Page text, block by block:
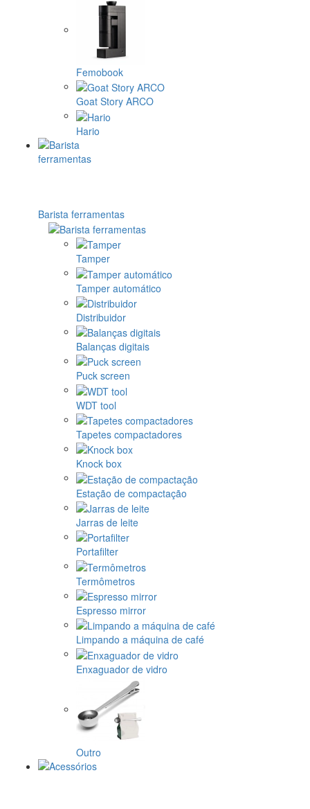
Femobook
Goat Story ARCO
Hario
Barista ferramentas
Tamper
Tamper automático
Distribuidor
Balanças digitais
Puck screen
WDT tool
Tapetes compactadores
Knock box
Estação de compactação
Jarras de leite
Portafilter
Termômetros
Espresso mirror
Limpando a máquina de café
Enxaguador de vidro
Outro